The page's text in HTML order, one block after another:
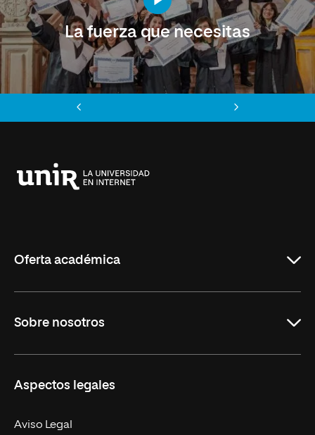
La fuerza que necesitas
Oferta académica
Derecho
Empresa
MBA
Sobre nosotros
Nuestro Equipo
Contacto
Aspectos legales
Aviso Legal